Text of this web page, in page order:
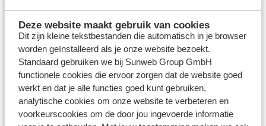
Deze website maakt gebruik van cookies
Dit zijn kleine tekstbestanden die automatisch in je browser
worden geïnstalleerd als je onze website bezoekt.
Standaard gebruiken we bij Sunweb Group GmbH
functionele cookies die ervoor zorgen dat de website goed
werkt en dat je alle functies goed kunt gebruiken,
analytische cookies om onze website te verbeteren en
voorkeurscookies om de door jou ingevoerde informatie
famille, entre amis ou en amoureux
. Avec une durée de
vol maximale de quatre heures, vous rejoignez votre
destination en moins d'une demi-journée. Un atout
considérable pour voyager avec des enfants ou pour
profiter d'une escapade le temps d’un week-end.
Laissez-vous transporter par la magie du Portugal et
explorez ses trésors cachés, ses villages pittoresques
et ses métropoles animées. Envie d'une escapade